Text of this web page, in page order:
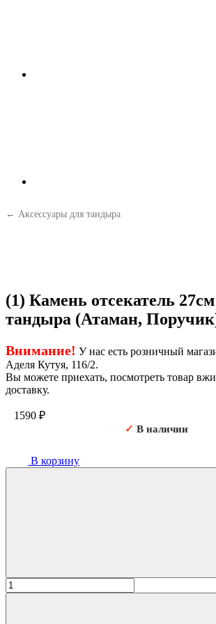
← Аксессуары для тандыра
(1) Камень отсекатель
тандыра (Атаман,
Внимание! У нас есть розничный
Аделя Кутуя, 116/2.
Вы можете приехать, посмотреть товар
доставку.
1590 ₽
✓ В наличии
В корзину
Количество
товара